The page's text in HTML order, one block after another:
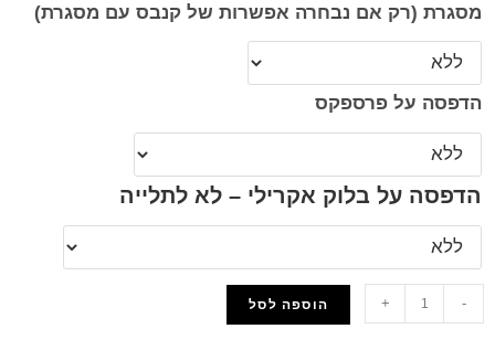
מסגרת (רק אם נבחרה אפשרות של קנבס עם מסגרת)
הדפסה על פרספקס
הדפסה על בלוק אקרילי – לא לתלייה
-
+ הוספה לסל